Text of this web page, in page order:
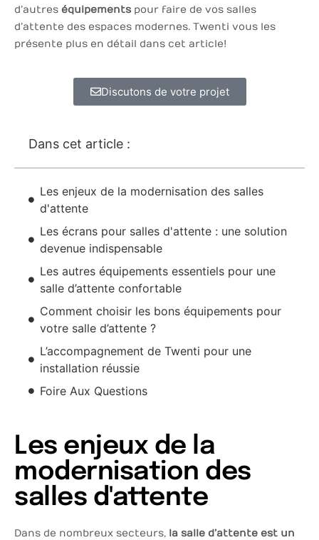
d’autres équipements pour faire de vos salles
d’attente des espaces modernes. Twenti vous les
présente plus en détail dans cet article !
Discutons de votre projet
Dans cet article :
Les enjeux de la modernisation des salles
d'attente
Les écrans pour salles d'attente : une solution
devenue indispensable
Les autres équipements essentiels pour une
salle d’attente confortable
Comment choisir les bons équipements pour
votre salle d’attente ?
L’accompagnement de Twenti pour une
installation réussie
Foire Aux Questions
Les enjeux de la
modernisation des
salles d'attente
Dans de nombreux secteurs, la salle d’attente est un